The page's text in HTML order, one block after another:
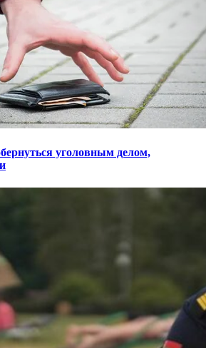
уголовным делом,